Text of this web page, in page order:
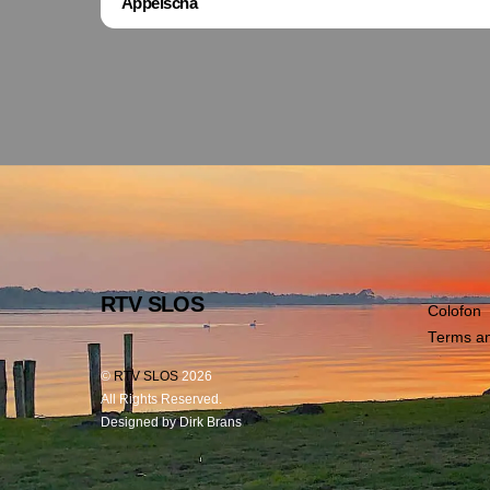
RTV SLOS Colofon
Terms
©RTV SLOS 2026
All Rights Reserved.
Designed by Dirk Brans